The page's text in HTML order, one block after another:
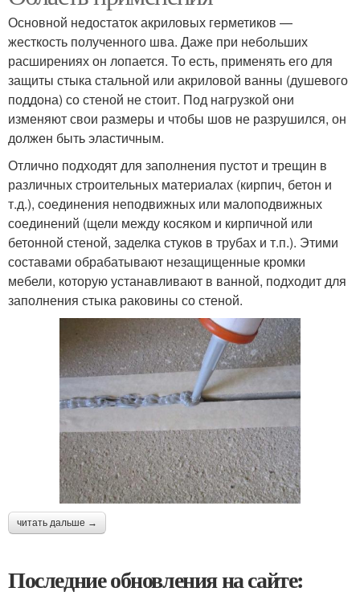
Основной недостаток акриловых герметиков —
жесткость полученного шва. Даже при небольших
расширениях он лопается. То есть, применять его для
защиты стыка стальной или акриловой ванны (душевого
поддона) со стеной не стоит. Под нагрузкой они
изменяют свои размеры и чтобы шов не разрушился, он
должен быть эластичным.
Отлично подходят для заполнения пустот и трещин в
различных строительных материалах (кирпич, бетон и
т.д.), соединения неподвижных или малоподвижных
соединений (щели между косяком и кирпичной или
бетонной стеной, заделка стуков в трубах и т.п.). Этими
составами обрабатывают незащищенные кромки
мебели, которую устанавливают в ванной, подходит для
заполнения стыка раковины со стеной.
читать дальше →
Последние обновления на сайте: